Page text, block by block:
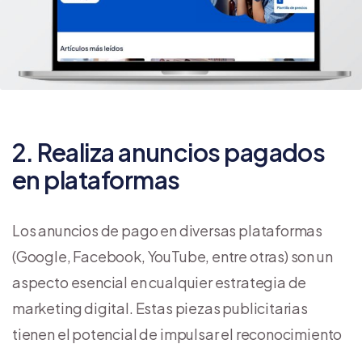
2. Realiza anuncios pagados
en plataformas
Los anuncios de pago en diversas plataformas
(Google, Facebook, YouTube, entre otras) son un
aspecto esencial en cualquier estrategia de
marketing digital. Estas piezas publicitarias
tienen el potencial de impulsar el reconocimiento